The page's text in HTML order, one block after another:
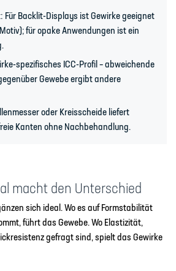
Für Backlit-Displays ist Gewirke geeignet
für opake Anwendungen ist ein
spezifisches ICC-Profil – abweichende
Gewebe ergibt andere
oder Kreisscheide liefert
Kanten ohne Nachbehandlung.
macht den Unterschied
sich ideal. Wo es auf Formstabilität
führt das Gewebe. Wo Elastizität,
gefragt sind, spielt das Gewirke